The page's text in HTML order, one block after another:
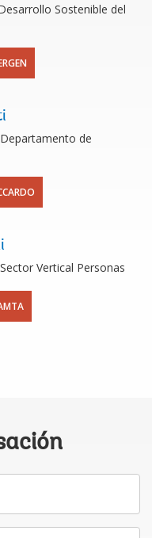
Sostenible del
de
Vertical Personas